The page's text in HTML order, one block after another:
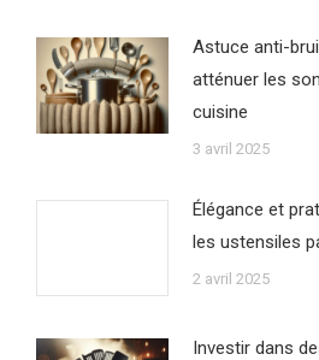
Astuce anti-
atténuer les
cuisine
3 avril 2025
Élégance et
les ustensiles
2 avril 2025
Investir dans